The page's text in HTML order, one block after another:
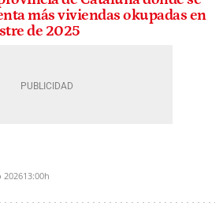
más viviendas okupadas en
de 2025
202613:00h